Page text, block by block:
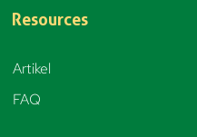
Resources
Artikel
FAQ